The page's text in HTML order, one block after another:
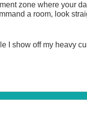
zone where your
a room, look
I show off my heavy